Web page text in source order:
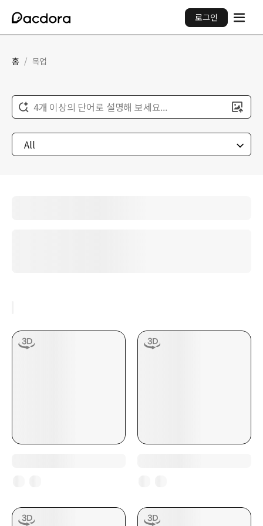
로그인
홈 / 목업
4개 이상의 단어로 설명해 보세요...
All